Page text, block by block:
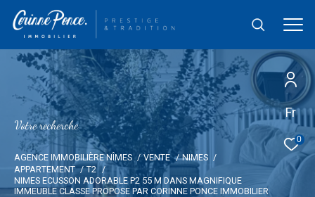
Fr
0
Votre recherche
AGENCE IMMOBILIÈRE NÎMES VENTE
NIMES
APPARTEMENT
T2
NIMES ECUSSON ADORABLE P2 55 M DANS MAGNIFIQUE
IMMEUBLE CLASSE PROPOSE PAR CORINNE PONCE IMMOBILIER